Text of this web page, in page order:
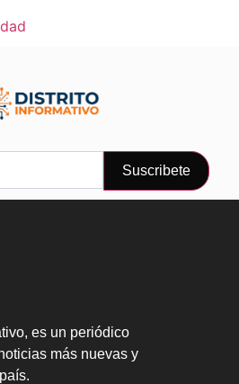
Suscribete
es un periódico
más nuevas y